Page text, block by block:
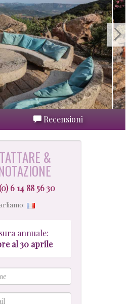
Recensioni
&
6 14 88 56 30
annuale:
al 30 aprile